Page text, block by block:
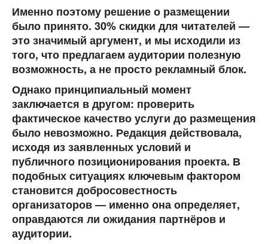
Именно поэтому решение о размещении
было принято. 30% скидки для читателей —
это значимый аргумент, и мы исходили из
того, что предлагаем аудитории полезную
возможность, а не просто рекламный блок.
Однако принципиальный момент
заключается в другом: проверить
фактическое качество услуги до размещения
было невозможно. Редакция действовала,
исходя из заявленных условий и
публичного позиционирования проекта. В
подобных ситуациях ключевым фактором
становится добросовестность
организаторов — именно она определяет,
оправдаются ли ожидания партнёров и
аудитории.